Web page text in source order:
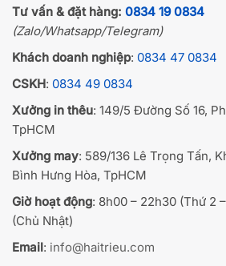
Tư vấn & đặt hàng: 0834 19 0834
(Zalo/Whatsapp/Telegram)
Khách doanh nghiệp: 0834 47 0834
CSKH: 0834 49 0834
Xưởng in thêu: 149/5 Đường Số 16,
TpHCM
Xưởng may: 589/136 Lê Trọng Tấn,
Bình Hưng Hòa, TpHCM
Giờ hoạt động: 8h00 – 22h30 (Thứ 2
(Chủ Nhật)
Email: info@haitrieu.com